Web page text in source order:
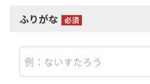
ふりがな